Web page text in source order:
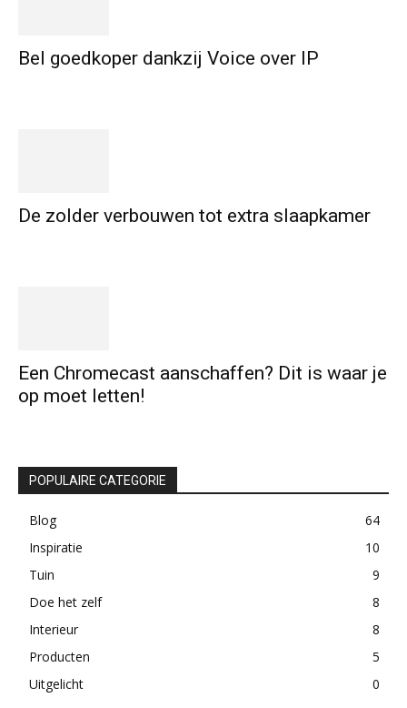
Bel goedkoper dankzij Voice over IP
De zolder verbouwen tot extra slaapkamer
Een Chromecast aanschaffen? Dit is waar je
op moet letten!
POPULAIRE CATEGORIE
Blog
64
Inspiratie
10
Tuin
9
Doe het zelf
8
Interieur
8
Producten
5
Uitgelicht
0